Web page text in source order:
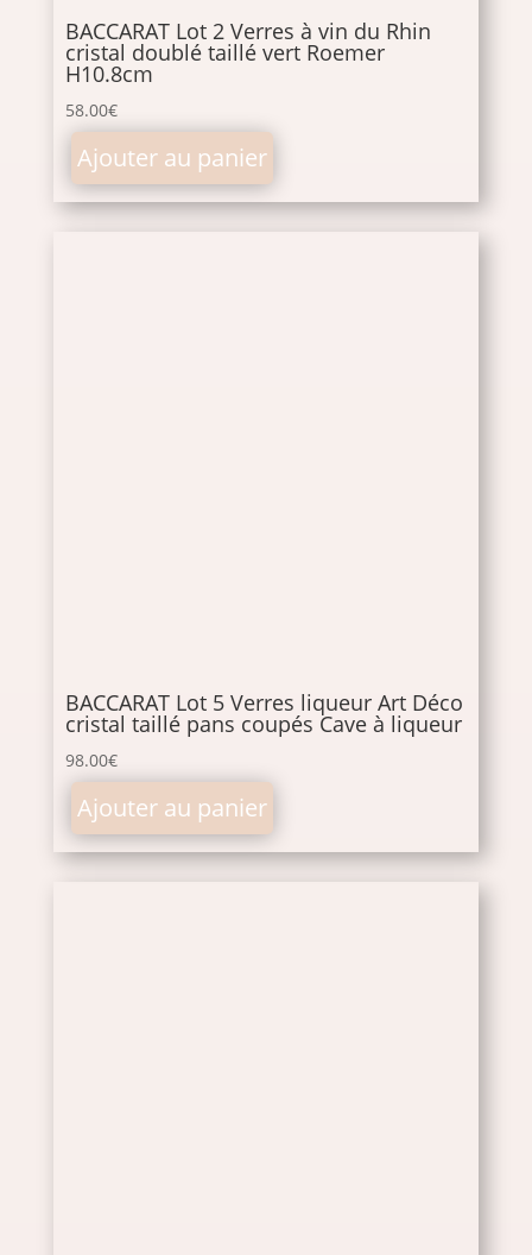
BACCARAT Lot 2 Verres à vin du Rhin
cristal doublé taillé vert Roemer
H10.8cm
58.00€
Ajouter au panier
BACCARAT Lot 5 Verres liqueur Art Déco
cristal taillé pans coupés Cave à liqueur
98.00€
Ajouter au panier